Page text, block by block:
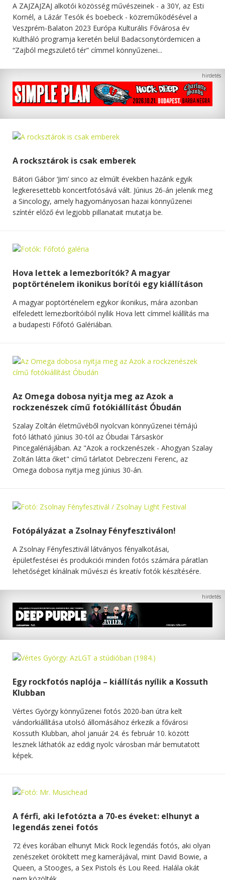
A ZAJZAJZAJ alkotói közösség művészeinek - a 30Y, az Esti
Kornél, a Lázár Tesók és boebeck - közreműködésével a
Veszprém-Balaton 2023 Európa Kulturális Fővárosa év
Kultháló programja keretén belül Badacsonytördemicen a
“Zajból megszülető tér” címmel könnyűzenei...
A rocksztárok is csak emberek
Bátori Gábor ‘Jim’ sinco az elmúlt években hazánk egyik
legkeresettebb koncertfotósává vált. Június 26-án jelenik meg
a Sincology, amely hagyományosan hazai könnyűzenei
színtér előző évi legjobb pillanatait mutatja be.
Hova lettek a lemezborítók? A magyar
poptörténelem ikonikus borítói egy kiállításon
A magyar poptörténelem egykor ikonikus, mára azonban
elfeledett lemezborítóiból nyílik Hova lett címmel kiállítás ma
a budapesti Főfotó Galériában.
Az Omega dobosa nyitja meg az Azok a
rockzenészek című fotókiállítást Óbudán
Szalay Zoltán életművéből nyolcvan könnyűzenei témájú
fotó látható június 30-tól az Óbudai Társaskör
Pincegalériájában. Az "Azok a rockzenészek - Ahogyan Szalay
Zoltán látta őket" című tárlatot Debreczeni Ferenc, az
Omega dobosa nyitja meg június 30-án.
Fotópályázat a Zsolnay Fényfesztiválon!
A Zsolnay Fényfesztivál látványos fényalkotásai,
épületfestései és produkciói minden fotós számára páratlan
lehetőséget kínálnak művészi és kreatív fotók készítésére.
Egy rockfotós naplója – kiállítás nyílik a Kossuth
Klubban
Vértes György könnyűzenei fotós 2020-ban útra kelt
vándorkiállítása utolsó állomásához érkezik a fővárosi
Kossuth Klubban, ahol január 24. és február 10. között
lesznek láthatók az eddig nyolc városban már bemutatott
képek.
A férfi, aki lefotózta a 70-es éveket: elhunyt a
legendás zenei fotós
72 éves korában elhunyt Mick Rock legendás fotós, aki olyan
zenészeket örökített meg kamerájával, mint David Bowie, a
Queen, a Stooges, a Sex Pistols és Lou Reed. Halála okát